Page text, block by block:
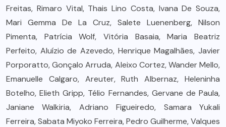
Freitas, Rimaro Vital, Thais Lino Costa, Ivana De Souza,
Mari Gemma De La Cruz, Salete Luenenberg, Nilson
Pimenta, Patrícia Wolf, Vitória Basaia, Maria Beatriz
Perfeito, Aluízio de Azevedo, Henrique Magalhães, Javier
Porporatto, Gonçalo Arruda, Aleixo Cortez, Wander Mello,
Emanuelle Calgaro, Areuter, Ruth Albernaz, Heleninha
Botelho, Elieth Gripp, Télio Fernandes, Gervane de Paula,
Janiane Walkiria, Adriano Figueiredo, Samara Yukali
Ferreira, Sabata Miyoko Ferreira, Pedro Guilherme, Valques